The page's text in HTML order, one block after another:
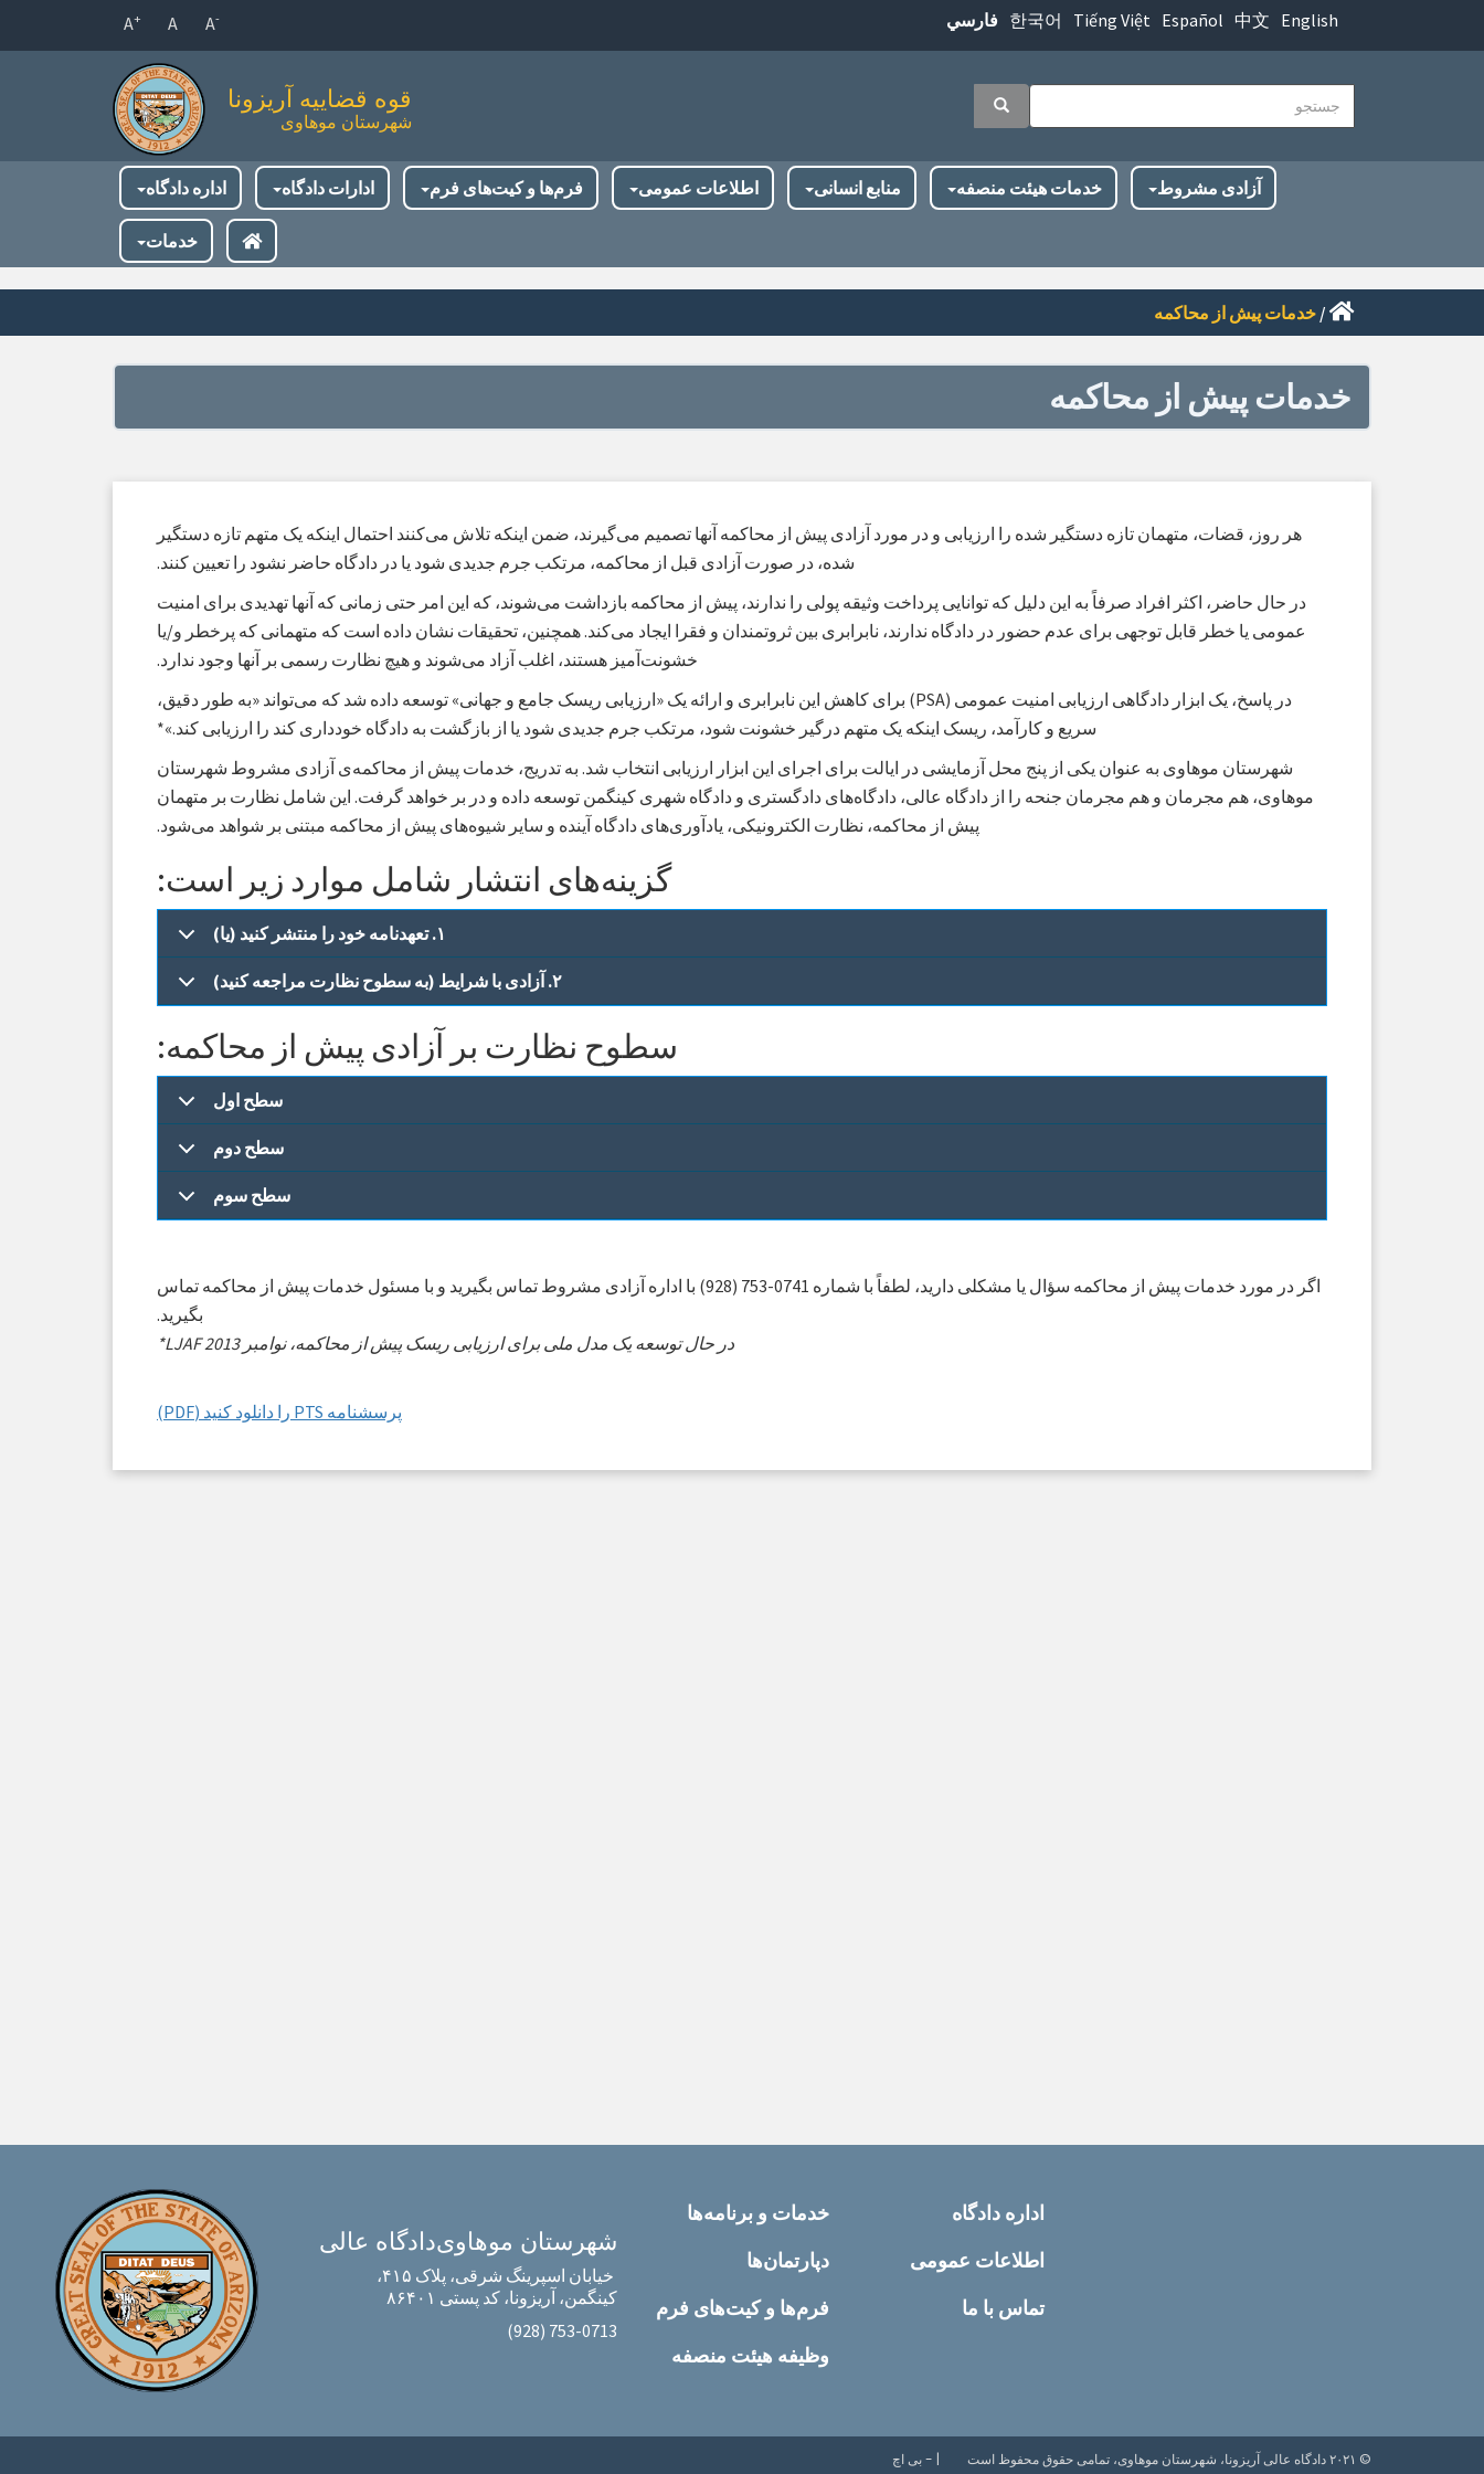
-
A
A
+
A English
中文
Español
Tiếng Việt
한국어 فارسي
قوه قضاییه آریزونا
شهرستان موهاوی
جستجو
اداره دادگاه ادارات دادگاه فرم‌ها و کیت‌های فرم اطلاعات عمومی منابع انسانی خدمات هیئت منصفه آزادی مشروط
خدمات
/ خدمات پیش از محاکمه
خدمات پیش از محاکمه
هر روز، قضات، متهمان تازه دستگیر شده را ارزیابی و در مورد آزادی پیش از محاکمه آنها تصمیم می‌گیرند، ضمن اینکه تلاش می‌کنند احتمال اینکه یک متهم تازه دستگیر
شده، در صورت آزادی قبل از محاکمه، مرتکب جرم جدیدی شود یا در دادگاه حاضر نشود را تعیین کنند.
در حال حاضر، اکثر افراد صرفاً به این دلیل که توانایی پرداخت وثیقه پولی را ندارند، پیش از محاکمه بازداشت می‌شوند، که این امر حتی زمانی که آنها تهدیدی برای امنیت
عمومی یا خطر قابل توجهی برای عدم حضور در دادگاه ندارند، نابرابری بین ثروتمندان و فقرا ایجاد می‌کند. همچنین، تحقیقات نشان داده است که متهمانی که پرخطر و/یا
خشونت‌آمیز هستند، اغلب آزاد می‌شوند و هیچ نظارت رسمی بر آنها وجود ندارد.
در پاسخ، یک ابزار دادگاهی ارزیابی امنیت عمومی (PSA) برای کاهش این نابرابری و ارائه یک «ارزیابی ریسک جامع و جهانی» توسعه داده شد که می‌تواند «به طور دقیق،
سریع و کارآمد، ریسک اینکه یک متهم درگیر خشونت شود، مرتکب جرم جدیدی شود یا از بازگشت به دادگاه خودداری کند را ارزیابی کند.»*
شهرستان موهاوی به عنوان یکی از پنج محل آزمایشی در ایالت برای اجرای این ابزار ارزیابی انتخاب شد. به تدریج، خدمات پیش از محاکمه‌ی آزادی مشروط شهرستان
موهاوی، هم مجرمان و هم مجرمان جنحه را از دادگاه عالی، دادگاه‌های دادگستری و دادگاه شهری کینگمن توسعه داده و در بر خواهد گرفت. این شامل نظارت بر متهمان
پیش از محاکمه، نظارت الکترونیکی، یادآوری‌های دادگاه آینده و سایر شیوه‌های پیش از محاکمه مبتنی بر شواهد می‌شود.
گزینه‌های انتشار شامل موارد زیر است:
۱. تعهدنامه خود را منتشر کنید (یا)
۲. آزادی با شرایط (به سطوح نظارت مراجعه کنید)
سطوح نظارت بر آزادی پیش از محاکمه:
سطح اول
سطح دوم
سطح سوم
اگر در مورد خدمات پیش از محاکمه سؤال یا مشکلی دارید، لطفاً با شماره ‎(928) 753-0741‎ با اداره آزادی مشروط تماس بگیرید و با مسئول خدمات پیش از محاکمه تماس
بگیرید.
*LJAF در حال توسعه یک مدل ملی برای ارزیابی ریسک پیش از محاکمه، نوامبر 2013
پرسشنامه PTS را دانلود کنید (PDF)
دادگاه عالیشهرستان موهاوی
خیابان اسپرینگ شرقی، پلاک ۴۱۵،
کینگمن، آریزونا، کد پستی ۸۶۴۰۱
‎(928) 753-0713‎
خدمات و برنامه‌ها
دپارتمان‌ها
فرم‌ها و کیت‌های فرم
وظیفه هیئت منصفه
اداره دادگاه
اطلاعات عمومی
تماس با ما
© ۲۰۲۱ دادگاه عالی آریزونا، شهرستان موهاوی، تمامی حقوق محفوظ است | - بی اچ